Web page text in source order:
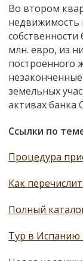
Во втором
недвижимость
млн. евро, из
построенного
земельных
активах банка
Ссылки по
Процедура
Как
Полный
Тур в